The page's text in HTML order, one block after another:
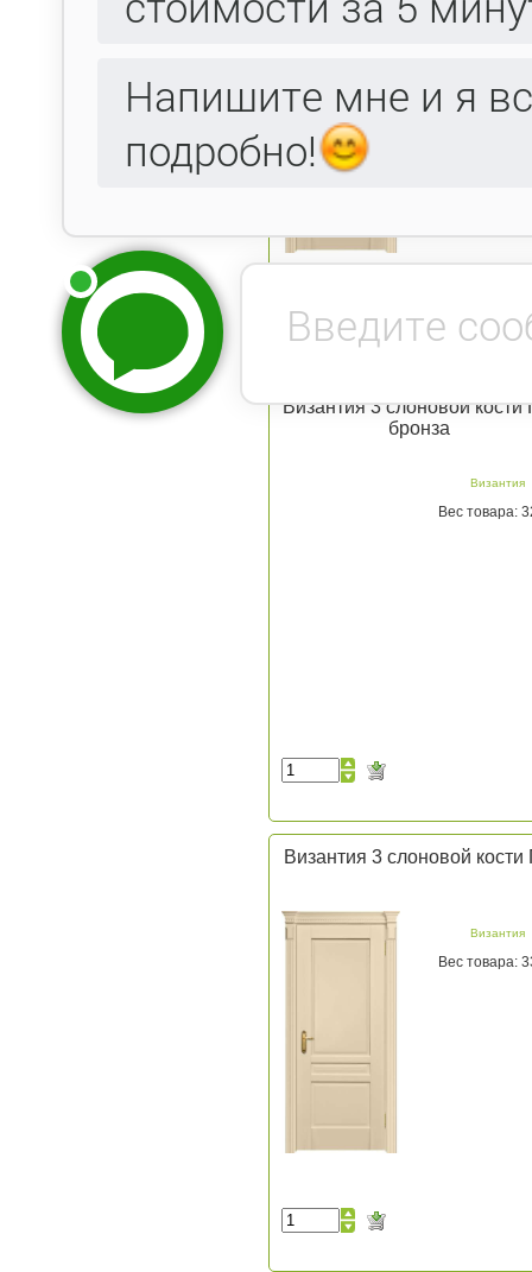
Византия
Византия 3 слоновой
бронза
Византия
Вес товара:
Византия 3 слоновой кости
Византия
Вес товара: